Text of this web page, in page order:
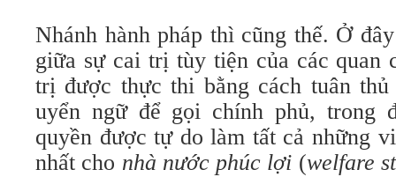
Nhánh hành pháp thì cũng thế. Ở
giữa sự cai trị tùy tiện của các quan
trị được thực thi bằng cách tuân
uyển ngữ để gọi chính phủ, trong
quyền được tự do làm tất cả những
nhất cho nhà nước phúc lợi (welfare